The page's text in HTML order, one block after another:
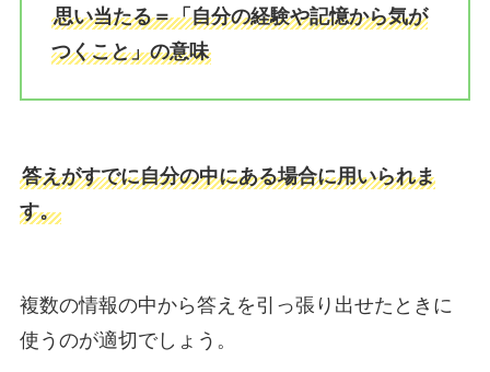
思い当たる＝「自分の経験や記憶から気が
つくこと」の意味
答えがすでに自分の中にある場合に用いられま
す。
複数の情報の中から答えを引っ張り出せたときに
使うのが適切でしょう。